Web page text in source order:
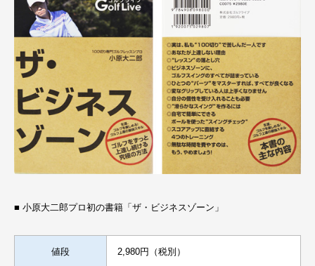
■ 小原大二郎プロ初の書籍「ザ・ビジネスゾーン」
値段 2,980円（税別）